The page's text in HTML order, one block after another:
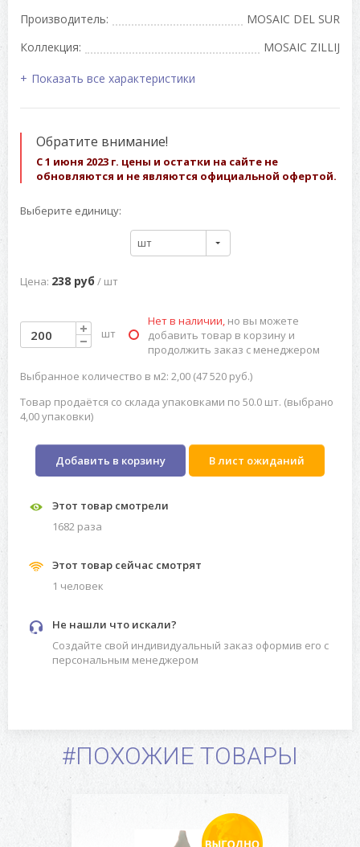
Производитель:
MOSAIC DEL SUR
Коллекция:
MOSAIC ZILLIJ
Показать все характеристики
Обратите внимание!
С 1 июня 2023 г. цены и остатки на сайте не
обновляются и не являются официальной офертой.
Выберите единицу:
шт
Цена: 238 руб / шт
шт
Нет в наличии, но вы можете
добавить товар в корзину и
продолжить заказ с менеджером
Выбранное количество в м2: 2,00 (47 520 руб.)
Товар продаётся со склада упаковками по 50.0 шт. (выбрано
4,00 упаковки)
Добавить в корзину В лист ожиданий
Этот товар смотрели
1682 разa
Этот товар сейчас смотрят
1 человек
Не нашли что искали?
Создайте свой индивидуальный заказ оформив его с
персональным менеджером
#ПОХОЖИЕ ТОВАРЫ